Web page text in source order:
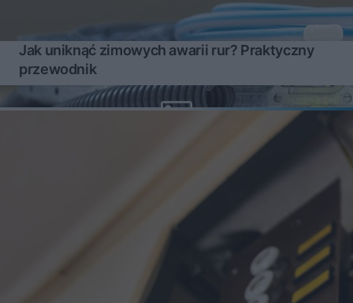
Jak uniknąć zimowych awarii rur? Praktyczny
przewodnik